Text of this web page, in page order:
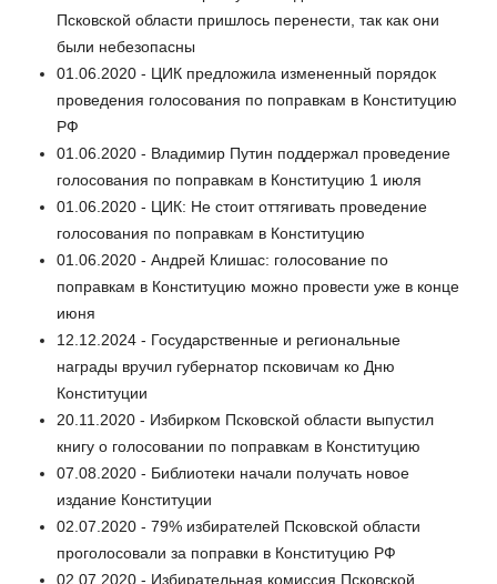
Псковской области пришлось перенести, так как они
были небезопасны
01.06.2020 - ЦИК предложила измененный порядок
проведения голосования по поправкам в Конституцию
РФ
01.06.2020 - Владимир Путин поддержал проведение
голосования по поправкам в Конституцию 1 июля
01.06.2020 - ЦИК: Не стоит оттягивать проведение
голосования по поправкам в Конституцию
01.06.2020 - Андрей Клишас: голосование по
поправкам в Конституцию можно провести уже в конце
июня
12.12.2024 - Государственные и региональные
награды вручил губернатор псковичам ко Дню
Конституции
20.11.2020 - Избирком Псковской области выпустил
книгу о голосовании по поправкам в Конституцию
07.08.2020 - Библиотеки начали получать новое
издание Конституции
02.07.2020 - 79% избирателей Псковской области
проголосовали за поправки в Конституцию РФ
02.07.2020 - Избирательная комиссия Псковской